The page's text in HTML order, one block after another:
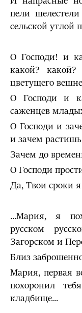
пели
сельской утлой
О Господи! и
какой?
цветущего
О Господи и
саженцев
О Господи и
и зачем
Зачем до
О Господи
Да, Твои сроки
...Мария, я
русском
Загорском и
Близ
Мария, первая
похоронил
кладбище...